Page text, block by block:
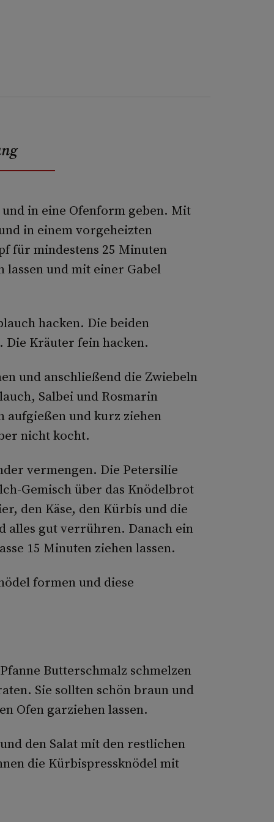
in eine Ofenform geben. Mit
in einem vorgeheizten
für mindestens 25 Minuten
lassen und mit einer Gabel
hacken. Die beiden
Die Kräuter fein hacken.
und anschließend die Zwiebeln
Salbei und Rosmarin
aufgießen und kurz ziehen
nicht kocht.
vermengen. Die Petersilie
Gemisch über das Knödelbrot
den Käse, den Kürbis und die
alles gut verrühren. Danach ein
15 Minuten ziehen lassen.
formen und diese
Butterschmalz schmelzen
Sie sollten schön braun und
Ofen garziehen lassen.
den Salat mit den restlichen
die Kürbispressknödel mit